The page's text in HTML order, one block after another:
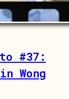
#37:
Wong